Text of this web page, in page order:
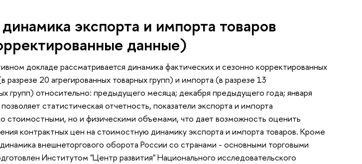
экспорта и импорта товаров
данные)
докладе рассматривается динамика фактических и сезонно корректированных
разрезе 20 агрегированных товарных групп) и импорта (в разрезе 13
групп) относительно: предыдущего месяца; декабря предыдущего года; января
статистическая отчетность, показатели экспорта и импорта
стоимостными, но и физическими объемами, что дает возможность оценить
контрактных цен на стоимостную динамику экспорта и импорта товаров. Кроме
внешнеторгового оборота России со странами - основными торговыми
Институтом "Центр развития" Национального исследовательского